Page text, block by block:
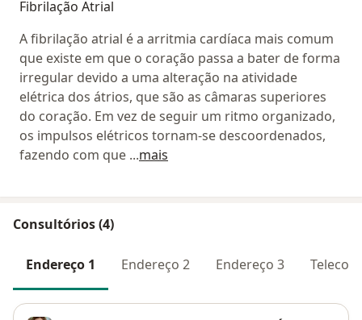
Fibrilação Atrial
A fibrilação atrial é a arritmia cardíaca mais comum
que existe em que o coração passa a bater de forma
irregular devido a uma alteração na atividade
elétrica dos átrios, que são as câmaras superiores
do coração. Em vez de seguir um ritmo organizado,
os impulsos elétricos tornam-se descoordenados,
fazendo com que ...mais
Consultórios (4)
Endereço 1 Endereço 2 Endereço 3